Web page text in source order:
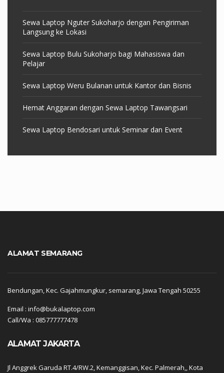
Sewa Laptop Nguter Sukoharjo dengan Pengiriman
Langsung ke Lokasi
Sewa Laptop Bulu Sukoharjo bagi Mahasiswa dan
Pelajar
Sewa Laptop Weru Bulanan untuk Kantor dan Bisnis
Hemat Anggaran dengan Sewa Laptop Tawangsari
Sewa Laptop Bendosari untuk Seminar dan Event
ALAMAT SEMARANG
Bendungan, Kec. Gajahmungkur, semarang, Jawa Tengah 50255
Email : info@bukalaptop.com
Call/Wa : 085777777478
ALAMAT JAKARTA
Jl Anggrek Garuda RT.4/RW.2, Kemanggisan, Kec. Palmerah,, Kota